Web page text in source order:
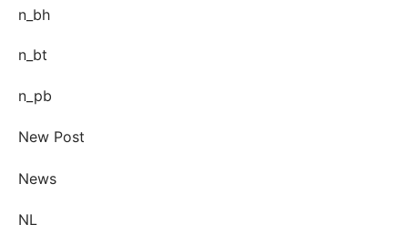
n_bh
n_bt
n_pb
New Post
News
NL